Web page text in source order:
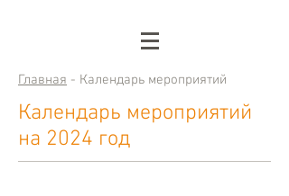
Главная - Календарь мероприятий
Календарь мероприятий
на 2024 год